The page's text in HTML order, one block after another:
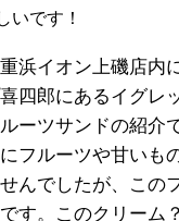
いです！
浜イオン上磯店内
四郎にあるイグレ
ーツサンドの紹介
フルーツや甘いも
んでしたが、この
す。このクリーム